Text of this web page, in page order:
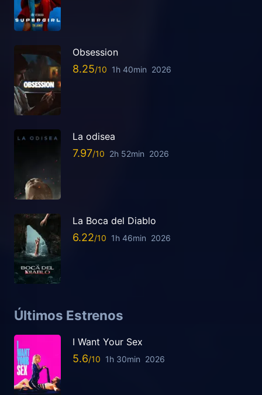
Obsession
8.25 1h 40min 2026
La odisea
7.97 2h 52min 2026
La Boca del Diablo
6.22 1h 46min 2026
Últimos Estrenos
I Want Your Sex
5.6 1h 30min 2026